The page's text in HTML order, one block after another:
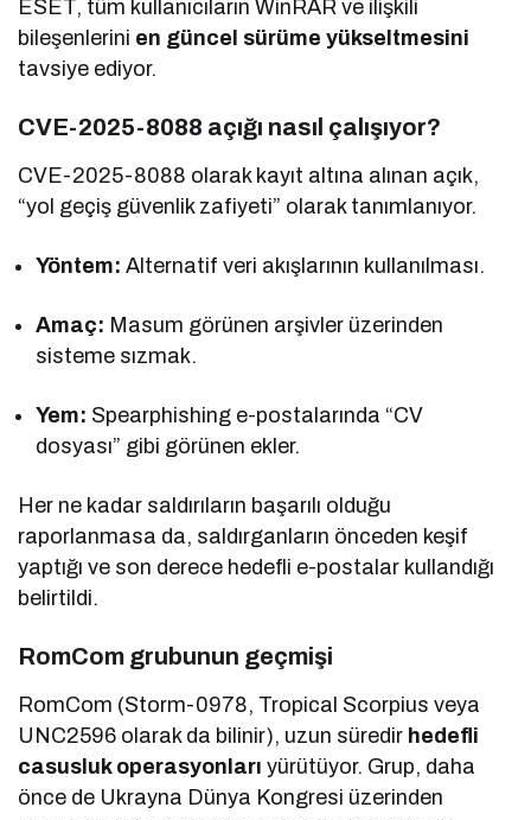
ESET, tüm kullanıcıların WinRAR ve ilişkili
bileşenlerini en güncel sürüme yükseltmesini
tavsiye ediyor.
CVE-2025-8088 açığı nasıl çalışıyor?
CVE-2025-8088 olarak kayıt altına alınan açık,
“yol geçiş güvenlik zafiyeti” olarak tanımlanıyor.
Yöntem: Alternatif veri akışlarının kullanılması.
Amaç: Masum görünen arşivler üzerinden
sisteme sızmak.
Yem: Spearphishing e-postalarında “CV
dosyası” gibi görünen ekler.
Her ne kadar saldırıların başarılı olduğu
raporlanmasa da, saldırganların önceden keşif
yaptığı ve son derece hedefli e-postalar kullandığı
belirtildi.
RomCom grubunun geçmişi
RomCom (Storm-0978, Tropical Scorpius veya
UNC2596 olarak da bilinir), uzun süredir hedefli
casusluk operasyonları yürütüyor. Grup, daha
önce de Ukrayna Dünya Kongresi üzerinden